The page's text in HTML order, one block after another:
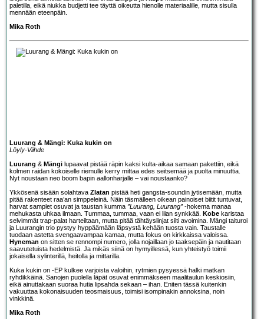
paletilla, eikä niukka budjetti tee täyttä oikeutta hienolle materiaalille, mutta sisulla
mennään eteenpäin.
Mika Roth
Luurang & Mängi: Kuka kukin on
Löyly-Viihde
Luurang & Mängi lupaavat pistää räpin kaksi kulta-aikaa samaan pakettiin, eikä
kolmen raidan kokoiselle riemulle kerry mittaa edes seitsemää ja puolta minuuttia.
Nyt noustaan neo boom bapin aallonharjalle – vai noustaanko?
Ykkösenä sisään solahtava Zlatan pistää heti gangsta-soundin jytisemään, mutta
pitää rakenteet raa’an simppeleinä. Näin täsmälleen oikean painoiset biitit tuntuvat,
harvat samplet osuvat ja taustan kumma ”Luurang, Luurang” -hokema manaa
mehukasta uhkaa ilmaan. Tummaa, tummaa, vaan ei liian synkkää. Kobe karistaa
selvimmät trap-palat harteiltaan, mutta pitää tähtäyslinjat silti avoimina. Mängi taituroi
ja Luurangin trio pystyy hyppäämään läpsystä kehään tuosta vain. Taustalle
tuodaan astetta svengaavampaa kamaa, mutta fokus on kirkkaissa valoissa.
Hyneman on sitten se rennompi numero, jolla nojaillaan jo taaksepäin ja nautitaan
saavutetuista hedelmistä. Ja mikäs siinä on hymyillessä, kun yhteistyö toimii
jokaisella sylinterillä, heitolla ja mittarilla.
Kuka kukin on -EP kulkee varjoista valoihin, rytmien pysyessä halki matkan
ryhdikkäinä. Sanojen puolella läpät osuvat enimmäkseen maalitaulun keskiosiin,
eikä ainuttakaan suoraa hutia lipsahda sekaan – ihan. Eniten tässä kuitenkin
vakuuttaa kokonaisuuden teosmaisuus, toimisi isompinakin annoksina, noin
vinkkinä.
Mika Roth